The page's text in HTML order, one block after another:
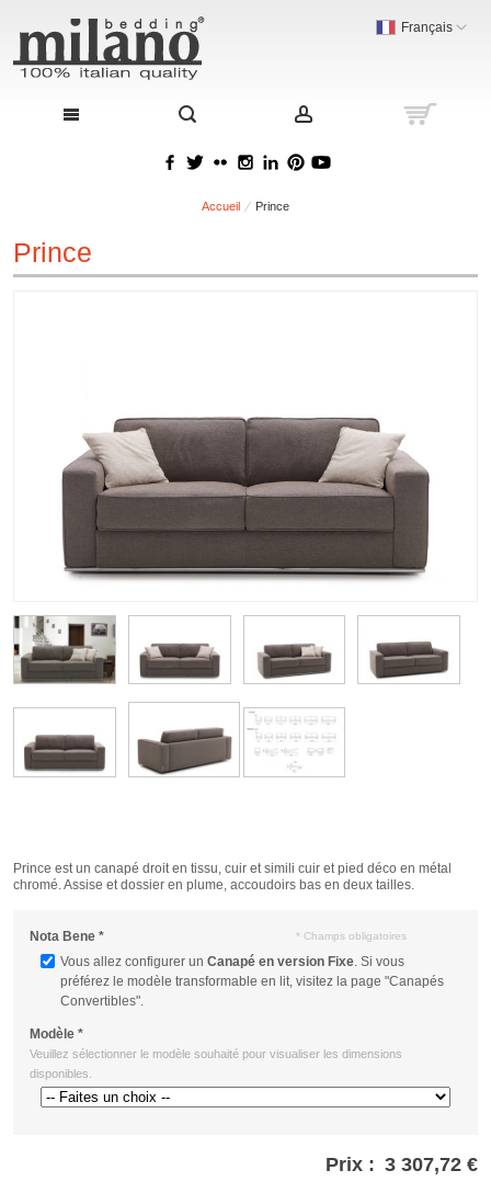
Français
Accueil Prince
Prince
Prince est un canapé droit en tissu, cuir et simili cuir et pied déco en métal
chromé. Assise et dossier en plume, accoudoirs bas en deux tailles.
Nota Bene *
Vous allez configurer un Canapé en version Fixe . Si vous
préférez le modèle transformable en lit, visitez la page "Canapés
Convertibles".
Modèle *
Veuillez sélectionner le modèle souhaité pour visualiser les dimensions
disponibles.
* Champs obligatoires
Prix : 3 307,72 €